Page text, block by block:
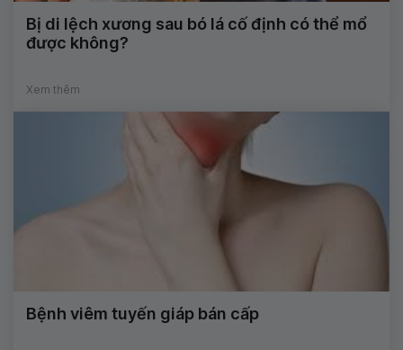
Bị di lệch xương sau bó lá cố định có thể mổ
được không?
Xem thêm
Bệnh viêm tuyến giáp bán cấp